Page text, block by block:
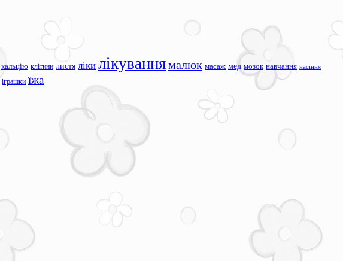
кальцію клітини листя ліки лікуваннямалюк масаж мед мозок навчання насіння
іграшки їжа